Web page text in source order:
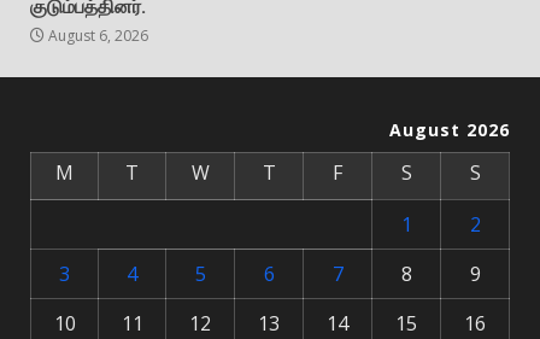
குடும்பத்தினர்.
August 6, 2026
August 2026
M T W T F S
S
1
2
3
4 5 6 7 8
9
10
11 12 13 14 15
16